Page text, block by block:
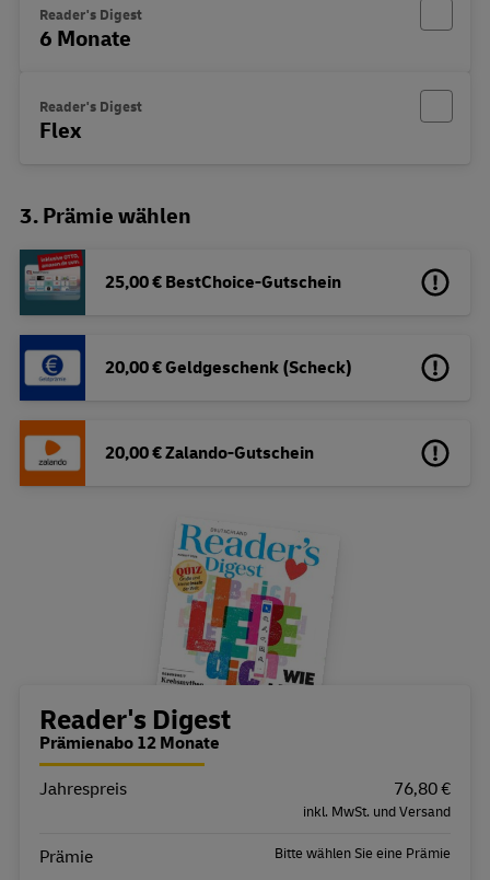
Reader's Digest
6 Monate
Reader's Digest
Flex
3. Prämie wählen
25,00 € BestChoice-Gutschein
20,00 € Geldgeschenk (Scheck)
20,00 € Zalando-Gutschein
Bestellübersicht
Reader's Digest
Prämienabo 12 Monate
Eigenschaft
Jahrespreis 76,80 €
inkl. MwSt. und Versand
Prämie Bitte wählen Sie eine Prämie